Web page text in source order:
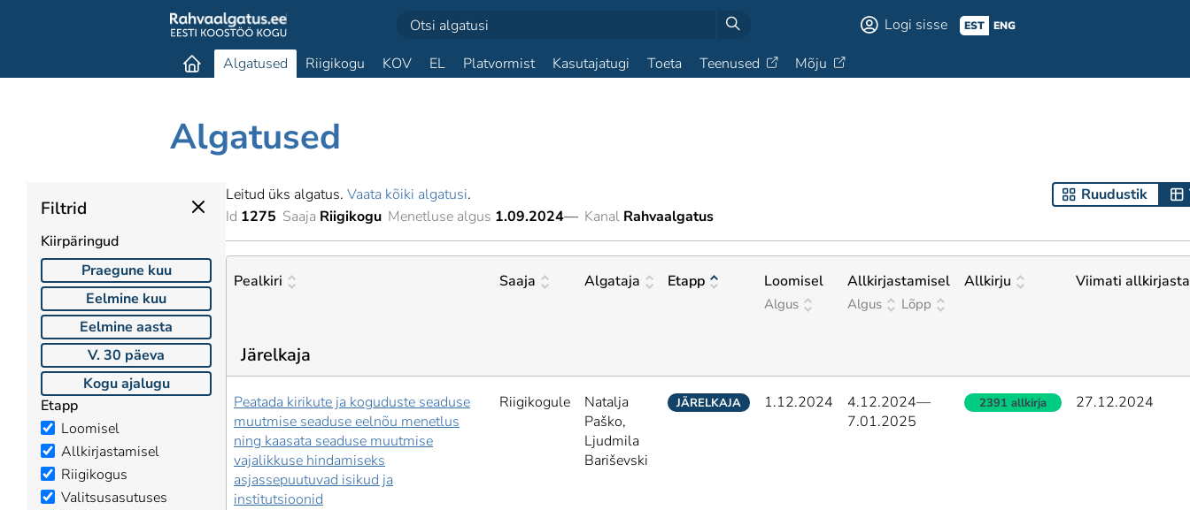
Logi sisse EST ENG
Algatused Riigikogu KOV EL Platvormist Kasutajatugi Toeta Teenused Mõju
Algatused
Filtrid
Kiirpäringud
Praegune kuu
Eelmine kuu
Eelmine aasta
V. 30 päeva
Kogu ajalugu
Etapp
Loomisel
Allkirjastamisel
Riigikogus
Valitsusasutuses
Leitud üks algatus. Vaata kõiki algatusi. Ruudustik
Id 1275 Saaja Riigikogu Menetluse algus 1.09.2024— Kanal Rahvaalgatus
Pealkiri Saaja Algataja Etapp Loomisel
Algus
Allkirjastamisel
Algus Lõpp
Allkirju Viimati
Järelkaja
Peatada kirikute ja koguduste seaduse
muutmise seaduse eelnõu menetlus
ning kaasata seaduse muutmise
vajalikkuse hindamiseks
asjassepuutuvad isikud ja
institutsioonid
Riigikogule
Natalja
Paško,
Ljudmila
Bariševski
JÄRELKAJA 1.12.2024 4.12.2024—
7.01.2025
2391 allkirja 27.12.2024